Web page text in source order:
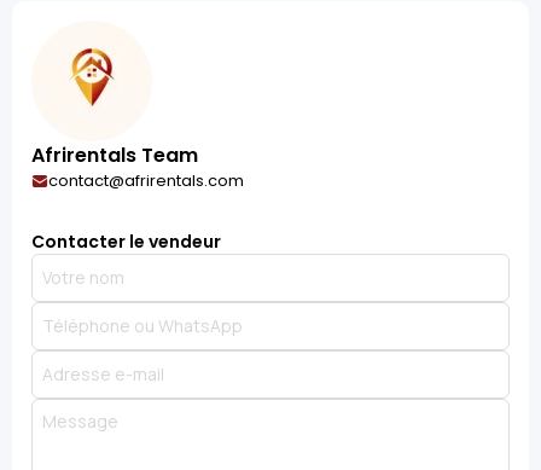
Afrirentals Team
contact@afrirentals.com
Contacter le vendeur